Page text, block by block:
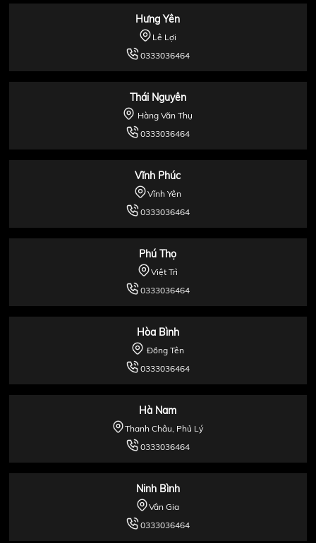
Hưng Yên
Lê Lợi
0333036464
Thái Nguyên
Hàng Văn Thụ
0333036464
Vĩnh Phúc
Vĩnh Yên
0333036464
Phú Thọ
Việt Trì
0333036464
Hòa Bình
Đồng Tên
0333036464
Hà Nam
Thanh Châu, Phủ Lý
0333036464
Ninh Bình
Vân Gia
0333036464